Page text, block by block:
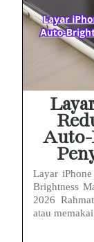
Layar
Brightness
2026
atau